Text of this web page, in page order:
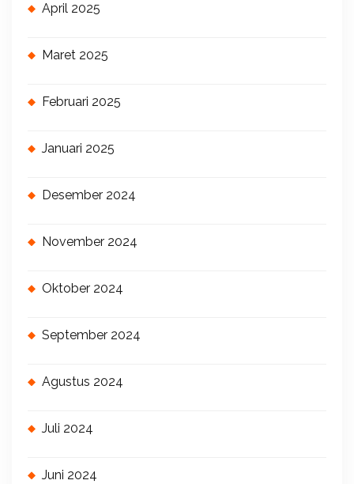
April 2025
Maret 2025
Februari 2025
Januari 2025
Desember 2024
November 2024
Oktober 2024
September 2024
Agustus 2024
Juli 2024
Juni 2024